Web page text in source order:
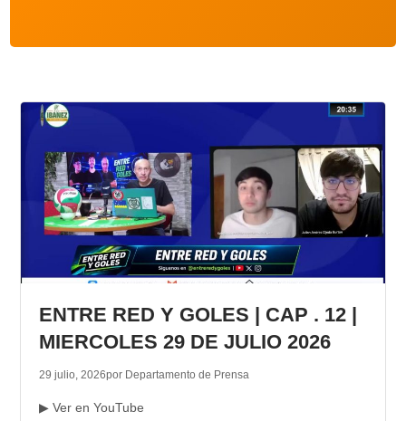
VIDEOS
GALERIA DE FOTOS
APP MÓVIL
ENTRE RED Y GOLES | CAP . 12 |
MIERCOLES 29 DE JULIO 2026
29 julio, 2026por Departamento de Prensa
▶ Ver en YouTube